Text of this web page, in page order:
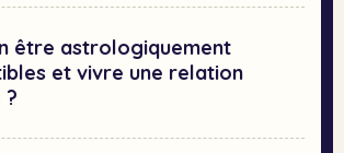
être astrologiquement
et vivre une relation
?